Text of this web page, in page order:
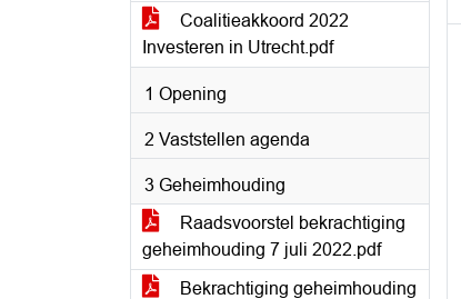
Coalitieakkoord 2022
Investeren in Utrecht.pdf
1 Opening
2 Vaststellen agenda
3 Geheimhouding
Raadsvoorstel bekrachtiging
geheimhouding 7 juli 2022.pdf
Bekrachtiging geheimhouding